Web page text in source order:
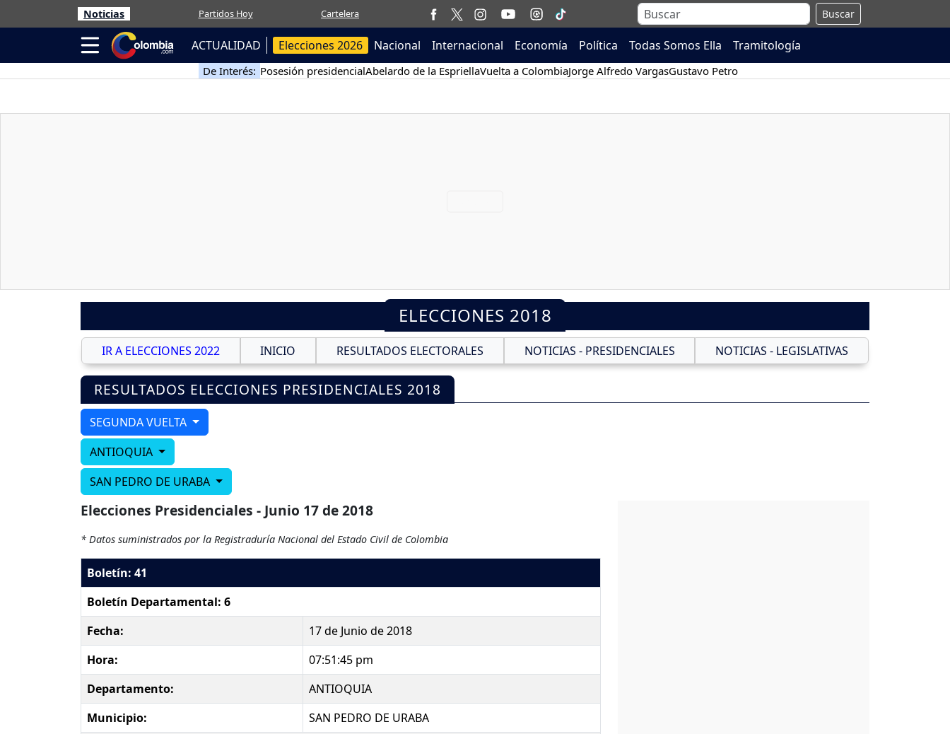
Noticias Partidos Hoy Cartelera Buscar
ACTUALIDAD Elecciones 2026 Nacional Internacional Economía Política Todas Somos Ella Tramitología
De Interés: Posesión presidencialAbelardo de la EspriellaVuelta a ColombiaJorge Alfredo VargasGustavo Petro
ELECCIONES 2018
IR A ELECCIONES 2022 INICIO RESULTADOS ELECTORALES NOTICIAS - PRESIDENCIALES NOTICIAS - LEGISLATIVAS
RESULTADOS ELECCIONES PRESIDENCIALES 2018
SEGUNDA VUELTA
ANTIOQUIA
SAN PEDRO DE URABA
Elecciones Presidenciales - Junio 17 de 2018
* Datos suministrados por la Registraduría Nacional del Estado Civil de Colombia
Boletín: 41
Boletín Departamental: 6
Fecha:
17 de Junio de 2018
Hora:
07:51:45 pm
Departamento:
ANTIOQUIA
Municipio:
SAN PEDRO DE URABA